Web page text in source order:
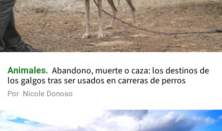
Animales
Abandono, muerte o caza: los destinos de
los galgos tras ser usados en carreras de perros
Por Nicole Donoso